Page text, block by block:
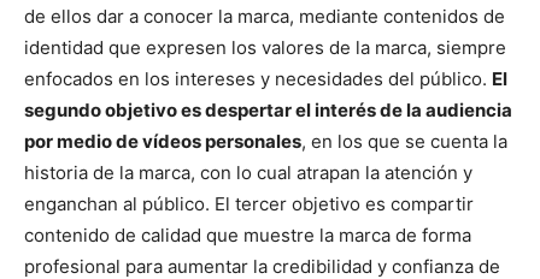
de ellos dar a conocer la marca, mediante contenidos de
identidad que expresen los valores de la marca, siempre
enfocados en los intereses y necesidades del público. El
segundo objetivo es despertar el interés de la audiencia
por medio de vídeos personales, en los que se cuenta la
historia de la marca, con lo cual atrapan la atención y
enganchan al público. El tercer objetivo es compartir
contenido de calidad que muestre la marca de forma
profesional para aumentar la credibilidad y confianza de